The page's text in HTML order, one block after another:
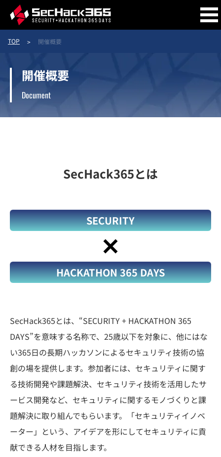
コース概要
集合イベントレポート
修了生
募集要項/応募
よくある質問
動画一覧
TOP 開催概要
開催概要
Document
SecHack365とは
SECURITY
HACKATHON 365 DAYS
SecHack365とは、“SECURITY + HACKATHON 365
DAYS”を意味する名称で、25歳以下を対象に、他にはな
い365日の長期ハッカソンによるセキュリティ技術の協
創の場を提供します。参加者には、セキュリティに関す
る技術開発や課題解決、セキュリティ技術を活用したサ
ービス開発など、セキュリティに関するモノづくりと課
題解決に取り組んでもらいます。「セキュリティイノベ
ーター」という、アイデアを形にしてセキュリティに貢
献できる人材を目指します。